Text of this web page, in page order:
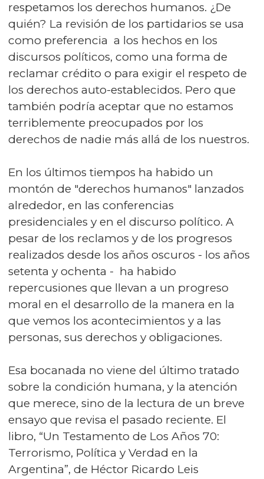
respetamos los derechos humanos. ¿De
quién? La revisión de los partidarios se usa
como preferencia a los hechos en los
discursos políticos, como una forma de
reclamar crédito o para exigir el respeto de
los derechos auto-establecidos. Pero que
también podría aceptar que no estamos
terriblemente preocupados por los
derechos de nadie más allá de los nuestros.
En los últimos tiempos ha habido un
montón de "derechos humanos" lanzados
alrededor, en las conferencias
presidenciales y en el discurso político. A
pesar de los reclamos y de los progresos
realizados desde los años oscuros - los años
setenta y ochenta - ha habido
repercusiones que llevan a un progreso
moral en el desarrollo de la manera en la
que vemos los acontecimientos y a las
personas, sus derechos y obligaciones.
Esa bocanada no viene del último tratado
sobre la condición humana, y la atención
que merece, sino de la lectura de un breve
ensayo que revisa el pasado reciente. El
libro, “Un Testamento de Los Años 70:
Terrorismo, Política y Verdad en la
Argentina”, de Héctor Ricardo Leis